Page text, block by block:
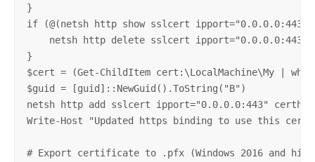
}
if (@(netsh http show sslcert
netsh http delete sslcert ipport="0.0.0.0:443"
}
$cert = (Get-ChildItem cert:\LocalMachine\My |
$guid = [guid]::NewGuid().ToString("B")
netsh http add sslcert ipport="0.0.0.0:443"
Write-Host "Updated https binding to use this
# Export certificate to .pfx (Windows 2016 and